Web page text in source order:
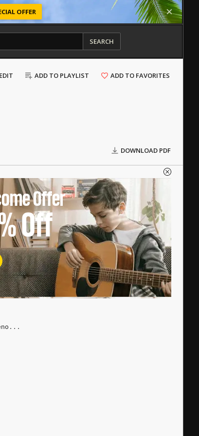
OFFER
SEARCH
EDIT ADD TO PLAYLIST ADD TO FAVORITES
DOWNLOAD PDF
Offer
Off